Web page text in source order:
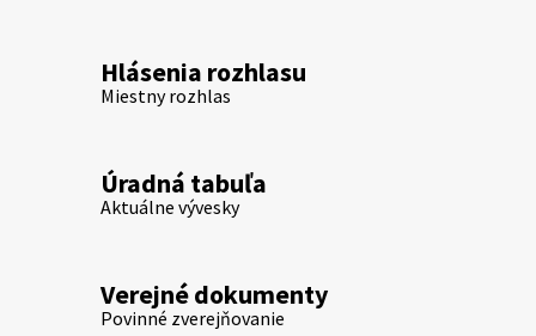
Hlásenia rozhlasu
Miestny rozhlas
Úradná tabuľa
Aktuálne vývesky
Verejné dokumenty
Povinné zverejňovanie